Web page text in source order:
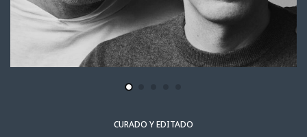
CURADO Y EDITADO